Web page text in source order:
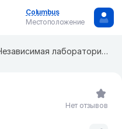
Columbus
Местоположение
Независимая лаборатория "ИНВИТРО" на Скрыганова
Нет отзывов